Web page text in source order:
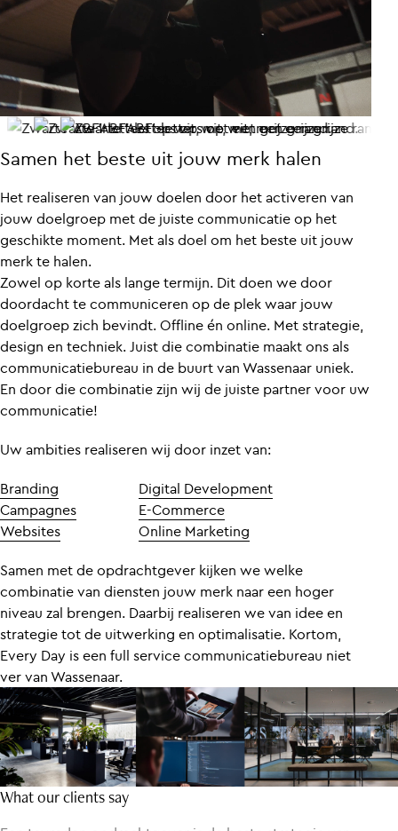
Samen het beste uit jouw merk halen
Het realiseren van jouw doelen door het activeren van
jouw doelgroep met de juiste communicatie op het
geschikte moment. Met als doel om het beste uit jouw
merk te halen.
Zowel op korte als lange termijn. Dit doen we door
doordacht te communiceren op de plek waar jouw
doelgroep zich bevindt. Offline én online. Met strategie,
design en techniek. Juist die combinatie maakt ons als
communicatiebureau in de buurt van Wassenaar uniek.
En door die combinatie zijn wij de juiste partner voor uw
communicatie!
Uw ambities realiseren wij door inzet van:
Branding
Campagnes
Websites
Digital Development
E-Commerce
Online Marketing
Samen met de opdrachtgever kijken we welke
combinatie van diensten jouw merk naar een hoger
niveau zal brengen. Daarbij realiseren we van idee en
strategie tot de uitwerking en optimalisatie. Kortom,
Every Day is een full service communicatiebureau niet
ver van Wassenaar.
What our clients say